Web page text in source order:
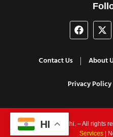
Contact Us About
Privacy Policy
© 2025 Political Mirchi. – All rights
Services |
HI